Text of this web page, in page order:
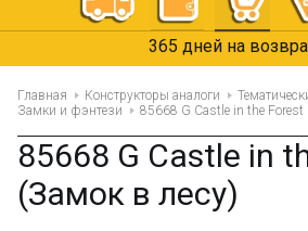
365 дней на
Главная Конструкторы аналоги
Замки и фэнтези
85668 G Castle in the Forest
85668 G Castle in
(Замок в лесу)